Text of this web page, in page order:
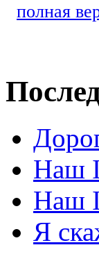
полная
Наш
Наш
Я